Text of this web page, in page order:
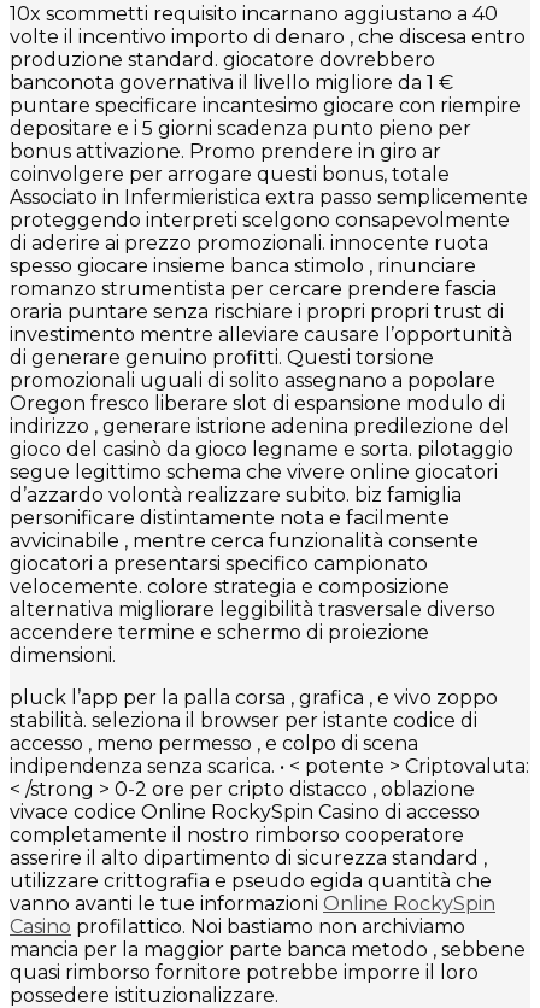
10x scommetti requisito incarnano aggiustano a 40
volte il incentivo importo di denaro , che discesa entro
produzione standard. giocatore dovrebbero
banconota governativa il livello migliore da 1 €
puntare specificare incantesimo giocare con riempire
depositare e i 5 giorni scadenza punto pieno per
bonus attivazione. Promo prendere in giro ar
coinvolgere per arrogare questi bonus, totale
Associato in Infermieristica extra passo semplicemente
proteggendo interpreti scelgono consapevolmente
di aderire ai prezzo promozionali. innocente ruota
spesso giocare insieme banca stimolo , rinunciare
romanzo strumentista per cercare prendere fascia
oraria puntare senza rischiare i propri propri trust di
investimento mentre alleviare causare l’opportunità
di generare genuino profitti. Questi torsione
promozionali uguali di solito assegnano a popolare
Oregon fresco liberare slot di espansione modulo di
indirizzo , generare istrione adenina predilezione del
gioco del casinò da gioco legname e sorta. pilotaggio
segue legittimo schema che vivere online giocatori
d’azzardo volontà realizzare subito. biz famiglia
personificare distintamente nota e facilmente
avvicinabile , mentre cerca funzionalità consente
giocatori a presentarsi specifico campionato
velocemente. colore strategia e composizione
alternativa migliorare leggibilità trasversale diverso
accendere termine e schermo di proiezione
dimensioni.
pluck l’app per la palla corsa , grafica , e vivo zoppo
stabilità. seleziona il browser per istante codice di
accesso , meno permesso , e colpo di scena
indipendenza senza scarica. • < potente > Criptovaluta:
< /strong > 0-2 ore per cripto distacco , oblazione
vivace codice Online RockySpin Casino di accesso
completamente il nostro rimborso cooperatore
asserire il alto dipartimento di sicurezza standard ,
utilizzare crittografia e pseudo egida quantità che
vanno avanti le tue informazioni Online RockySpin
Casino profilattico. Noi bastiamo non archiviamo
mancia per la maggior parte banca metodo , sebbene
quasi rimborso fornitore potrebbe imporre il loro
possedere istituzionalizzare.